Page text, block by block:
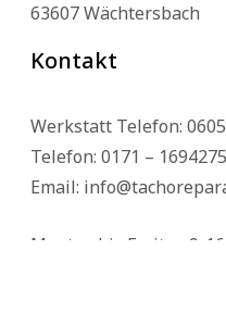
63607 Wächtersbach
Kontakt
Werkstatt Telefon:
Telefon: 0171 – 1694275
Email:
Montag bis Freitag 9-